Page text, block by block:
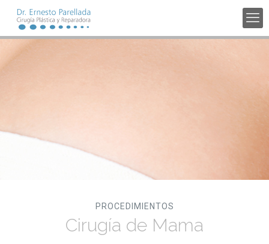
PROCEDIMIENTOS
Cirugía de Mama